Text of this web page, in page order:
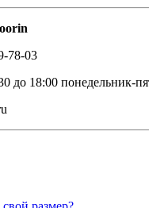
78-03
до 18:00 понедельник-